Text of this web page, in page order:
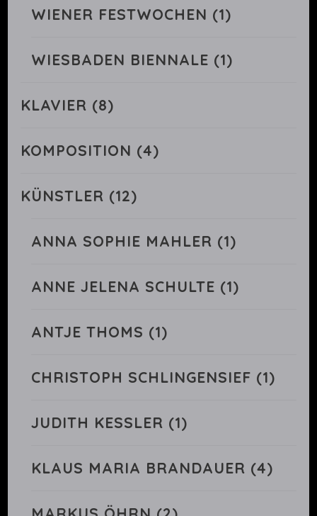
WIENER FESTWOCHEN (1)
WIESBADEN BIENNALE (1)
KLAVIER (8)
KOMPOSITION (4)
KÜNSTLER (12)
ANNA SOPHIE MAHLER (1)
ANNE JELENA SCHULTE (1)
ANTJE THOMS (1)
CHRISTOPH SCHLINGENSIEF (1)
JUDITH KESSLER (1)
KLAUS MARIA BRANDAUER (4)